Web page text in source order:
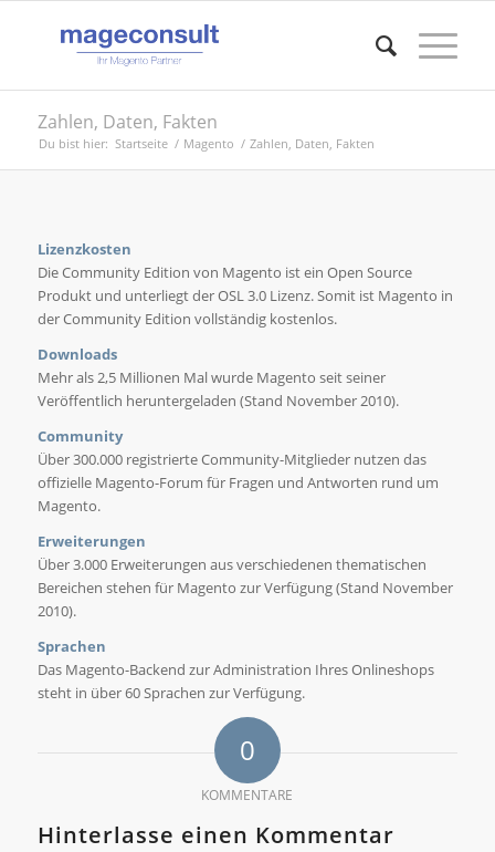
Zahlen, Daten, Fakten
Du bist hier: Startseite / Magento / Zahlen, Daten, Fakten
Lizenzkosten
Die Community Edition von Magento ist ein Open Source
Produkt und unterliegt der OSL 3.0 Lizenz. Somit ist Magento in
der Community Edition vollständig kostenlos.
Downloads
Mehr als 2,5 Millionen Mal wurde Magento seit seiner
Veröffentlich heruntergeladen (Stand November 2010).
Community
Über 300.000 registrierte Community-Mitglieder nutzen das
offizielle Magento-Forum für Fragen und Antworten rund um
Magento.
Erweiterungen
Über 3.000 Erweiterungen aus verschiedenen thematischen
Bereichen stehen für Magento zur Verfügung (Stand November
2010).
Sprachen
Das Magento-Backend zur Administration Ihres Onlineshops
steht in über 60 Sprachen zur Verfügung.
0
KOMMENTARE
Hinterlasse einen Kommentar